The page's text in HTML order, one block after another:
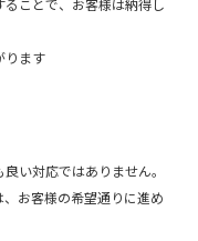
ります
い対応ではありません。
お客様の希望通りに進め